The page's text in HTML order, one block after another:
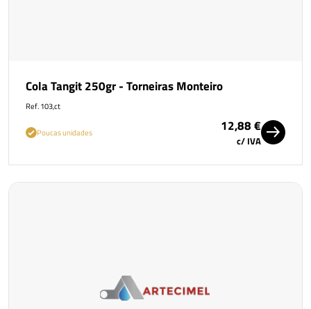
Cola Tangit 250gr - Torneiras Monteiro
Ref. 103,ct
Poucas unidades 12,88 €
c/ IVA